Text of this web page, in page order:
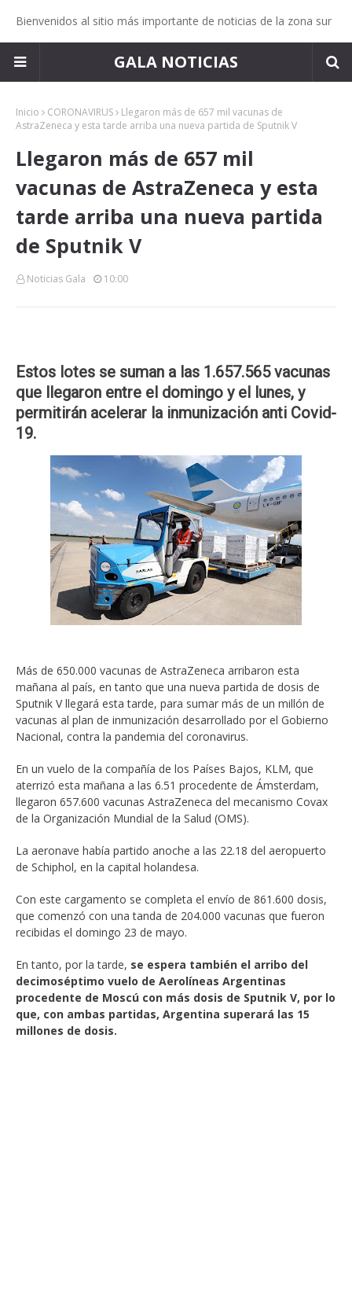
Bienvenidos al sitio más importante de noticias de la zona sur
GALA NOTICIAS
Inicio CORONAVIRUS
Llegaron más de 657 mil vacunas de
AstraZeneca y esta tarde arriba una nueva partida de Sputnik V
Llegaron más de 657 mil
vacunas de AstraZeneca y esta
tarde arriba una nueva partida
de Sputnik V
Noticias Gala 10:00
Estos lotes se suman a las 1.657.565 vacunas
que llegaron entre el domingo y el lunes, y
permitirán acelerar la inmunización anti Covid-
19.
Más de 650.000 vacunas de AstraZeneca arribaron esta
mañana al país, en tanto que una nueva partida de dosis de
Sputnik V llegará esta tarde, para sumar más de un millón de
vacunas al plan de inmunización desarrollado por el Gobierno
Nacional, contra la pandemia del coronavirus.
En un vuelo de la compañía de los Países Bajos, KLM, que
aterrizó esta mañana a las 6.51 procedente de Ámsterdam,
llegaron 657.600 vacunas AstraZeneca del mecanismo Covax
de la Organización Mundial de la Salud (OMS).
La aeronave había partido anoche a las 22.18 del aeropuerto
de Schiphol, en la capital holandesa.
Con este cargamento se completa el envío de 861.600 dosis,
que comenzó con una tanda de 204.000 vacunas que fueron
recibidas el domingo 23 de mayo.
En tanto, por la tarde, se espera también el arribo del
decimoséptimo vuelo de Aerolíneas Argentinas
procedente de Moscú con más dosis de Sputnik V, por lo
que, con ambas partidas, Argentina superará las 15
millones de dosis.